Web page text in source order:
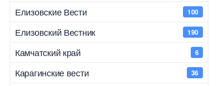
Елизовские Вести 100
Елизовский Вестник 190
Камчатский край 6
Карагинские вести 36